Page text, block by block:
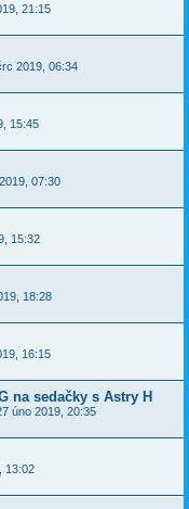
21:15
2019, 06:34
15:45
07:30
15:32
18:28
16:15
na sedačky s Astry H
úno 2019, 20:35
13:02